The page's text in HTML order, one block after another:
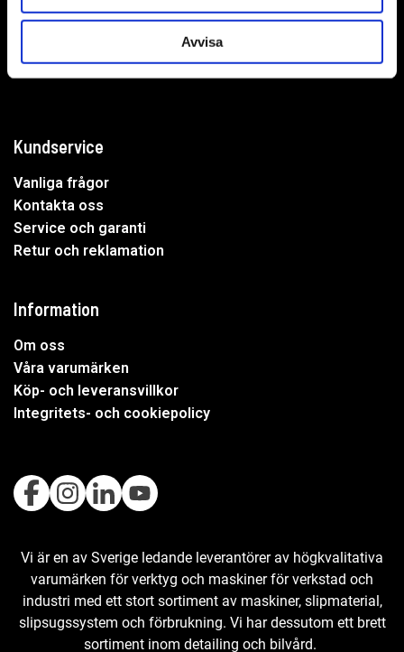
Avvisa
Eller ring oss:019-20 73 30
Kundservice
Vanliga frågor
Kontakta oss
Service och garanti
Retur och reklamation
Information
Om oss
Våra varumärken
Köp- och leveransvillkor
Integritets- och cookiepolicy
Vi är en av Sverige ledande leverantörer av högkvalitativa
varumärken för verktyg och maskiner för verkstad och
industri med ett stort sortiment av maskiner, slipmaterial,
slipsugssystem och förbrukning. Vi har dessutom ett brett
sortiment inom detailing och bilvård.